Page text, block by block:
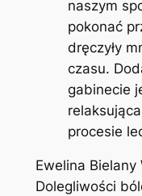
naszym
pokonać
dręczyły
czasu.
gabinecie
procesie
Ewelina Bielany
Dolegliwości